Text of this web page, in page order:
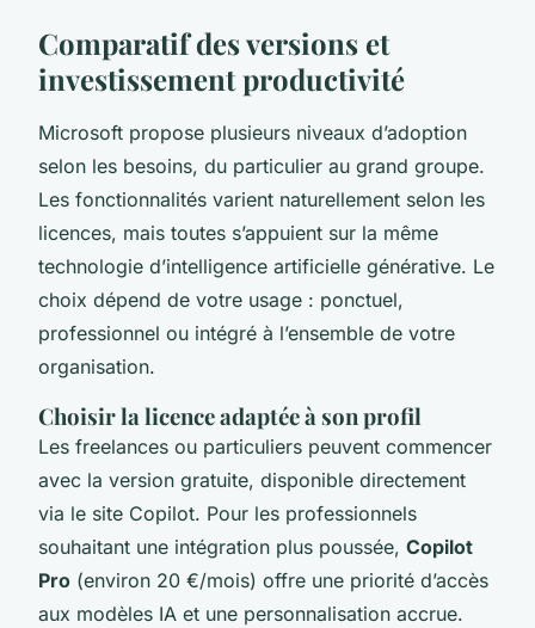
Comparatif des versions et
investissement productivité
Microsoft propose plusieurs niveaux d’adoption
selon les besoins, du particulier au grand groupe.
Les fonctionnalités varient naturellement selon les
licences, mais toutes s’appuient sur la même
technologie d’intelligence artificielle générative. Le
choix dépend de votre usage : ponctuel,
professionnel ou intégré à l’ensemble de votre
organisation.
Choisir la licence adaptée à son profil
Les freelances ou particuliers peuvent commencer
avec la version gratuite, disponible directement
via le site Copilot. Pour les professionnels
souhaitant une intégration plus poussée, Copilot
Pro (environ 20 €/mois) offre une priorité d’accès
aux modèles IA et une personnalisation accrue.